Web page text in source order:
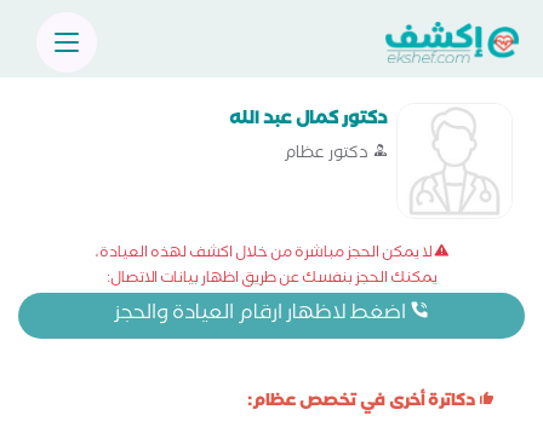
دكتور كمال عبد الله
دكتور عظام
لا يمكن الحجز مباشرة من خلال اكشف لهذه العيادة،
يمكنك الحجز بنفسك عن طريق اظهار بيانات الاتصال:
اضغط لاظهار ارقام العيادة والحجز
دكاترة أخرى في تخصص عظام: